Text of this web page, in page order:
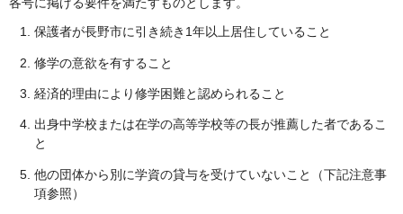
各号に掲げる要件を満たすものとします。
保護者が長野市に引き続き1年以上居住していること
修学の意欲を有すること
経済的理由により修学困難と認められること
出身中学校または在学の高等学校等の長が推薦した者であるこ
と
他の団体から別に学資の貸与を受けていないこと（下記注意事
項参照）